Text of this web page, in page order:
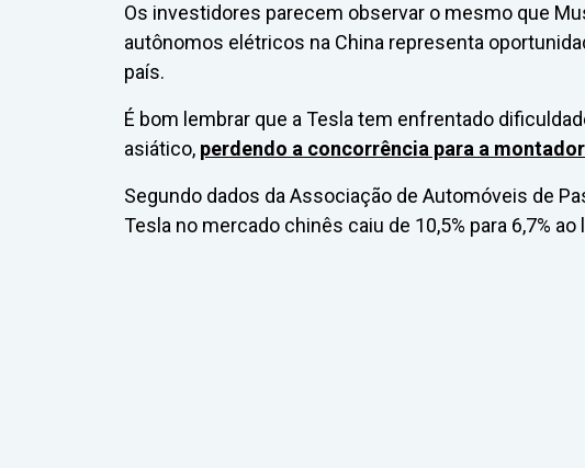
Os investidores parecem observar o mesmo que
autônomos elétricos na China representa
país.
É bom lembrar que a Tesla tem enfrentado
asiático, perdendo a concorrência para a
Segundo dados da Associação de Automóveis de
Tesla no mercado chinês caiu de 10,5% para 6,7% ao